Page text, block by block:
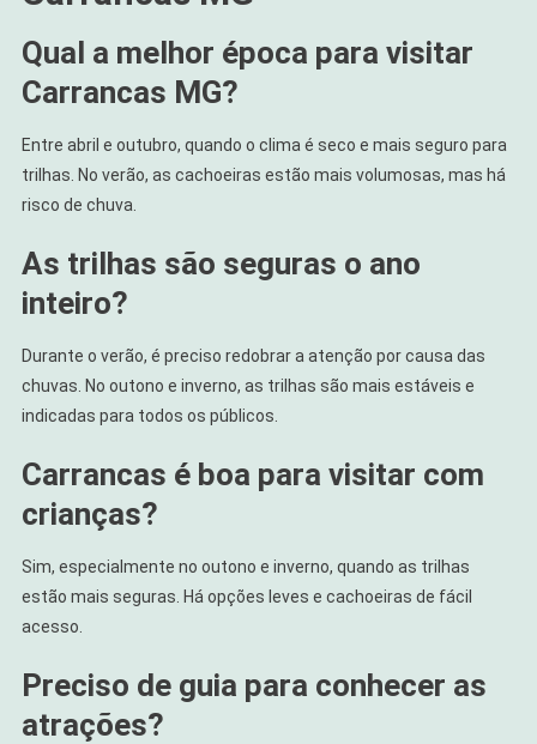
Qual a melhor época para visitar
Carrancas MG?
Entre abril e outubro, quando o clima é seco e mais seguro para
trilhas. No verão, as cachoeiras estão mais volumosas, mas há
risco de chuva.
As trilhas são seguras o ano
inteiro?
Durante o verão, é preciso redobrar a atenção por causa das
chuvas. No outono e inverno, as trilhas são mais estáveis e
indicadas para todos os públicos.
Carrancas é boa para visitar com
crianças?
Sim, especialmente no outono e inverno, quando as trilhas
estão mais seguras. Há opções leves e cachoeiras de fácil
acesso.
Preciso de guia para conhecer as
atrações?